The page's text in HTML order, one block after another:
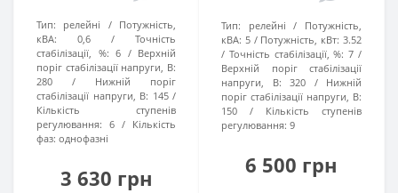
Тип: релейні
Потужність,
кВА:
0,6
Точність
стабілізації, %: 6
Верхній
поріг стабілізації напруги, В:
280
Нижній поріг
стабілізації напруги, В: 145
Кількість ступенів
регулювання: 6
Кількість
фаз: однофазні
3 630 грн
Тип: релейні
Потужність,
кВА: 5 Потужність, кВт: 3.52
Точність стабілізації, %: 7
Верхній поріг стабілізації
напруги, В:
320
Нижній
поріг стабілізації напруги, В:
150
Кількість ступенів
регулювання: 9
6 500 грн